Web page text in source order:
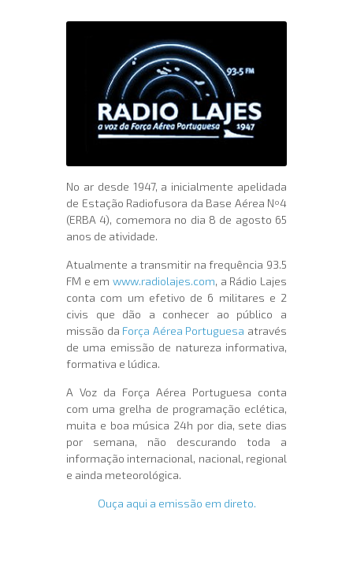
No ar desde 1947, a inicialmente apelidada
de Estação Radiofusora da Base Aérea Nº4
(ERBA 4), comemora no dia 8 de agosto 65
anos de atividade.
Atualmente a transmitir na frequência 93.5
FM e em www.radiolajes.com, a Rádio Lajes
conta com um efetivo de 6 militares e 2
civis que dão a conhecer ao público a
missão da Força Aérea Portuguesa através
de uma emissão de natureza informativa,
formativa e lúdica.
A Voz da Força Aérea Portuguesa conta
com uma grelha de programação eclética,
muita e boa música 24h por dia, sete dias
por semana, não descurando toda a
informação internacional, nacional, regional
e ainda meteorológica.
Ouça aqui a emissão em direto.